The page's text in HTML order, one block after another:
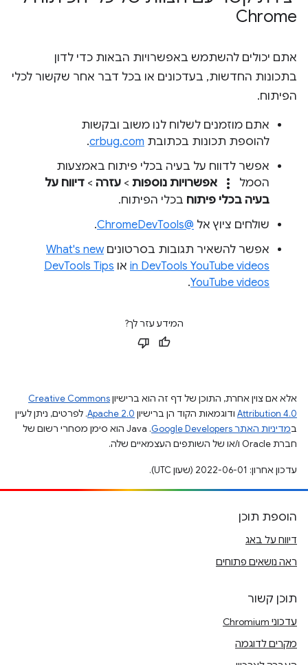
Chrome
אתם יכולים להשתמש באפשרויות הבאות כדי לדון
בתכונות החדשות, בעדכונים או בכל דבר אחר שקשור לכלי
הפיתוח.
אתם מוזמנים לשלוח לנו משוב ובקשות
להוספת תכונות בכתובת crbug.com
.
אפשר לדווח על בעיה בכלי פיתוח באמצעות
הסמל
more_vert אפשרויות נוספות > עזרה > דיווח על
בעיה בכלי פיתוח בכלי הפיתוח.
שולחים ציוץ אל @ChromeDevTools
.
אפשר להשאיר תגובות בסרטוניםWhat's new
in DevTools YouTube videos או DevTools Tips
YouTube videos
.
המידע עזר לך?
אלא אם צוין אחרת, התוכן של דף זה הוא ברישיוןCreative Commons
Attribution 4.0 ודוגמאות הקוד הן ברישיון Apache 2.0. לפרטים, ניתן לעיין
במדיניות האתר Google Developers‏
.‏ Java הוא סימן מסחרי רשום של
חברת Oracle ו/או של השותפים העצמאיים שלה.
עדכון אחרון: 2022-06-01 (שעון UTC).
הוספת תוכן
דיווח על באג
ראה נושאים פתוחים
תוכן קשור
עדכוני Chromium
מקרים לדוגמה